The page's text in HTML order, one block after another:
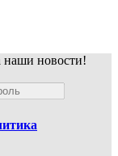
наши новости!